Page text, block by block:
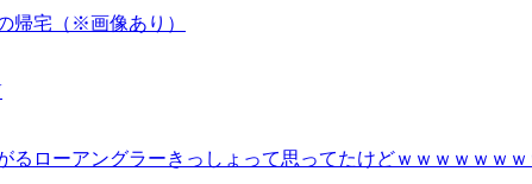
帰宅（※画像あり）
るローアングラーきっしょって思ってたけどｗｗｗｗｗｗｗ